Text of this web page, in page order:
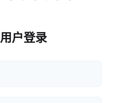
用户登录